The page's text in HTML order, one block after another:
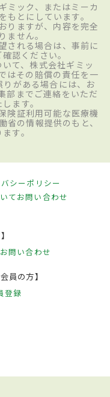
ミック、またはミーカ
もとにしています。
りますが、内容を完全
ません。
される場合は、事前に
認ください。
て、株式会社ギミッ
はその賠償の責任を一
がある場合には、お
部までご連絡をいただ
ます。
険証利用可能な医療機
の情報提供のもと、
す。
シーポリシー
てお問い合わせ
お問い合わせ
員の方】
登録